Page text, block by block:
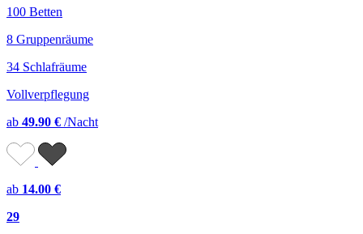
100 Betten
8 Gruppenräume
34 Schlafräume
Vollverpflegung
ab 49.90 € /Nacht
ab 14.00 €
29